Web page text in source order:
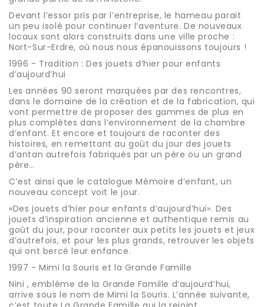
Devant l’essor pris par l’entreprise, le hameau parait
un peu isolé pour continuer l’aventure. De nouveaux
locaux sont alors construits dans une ville proche :
Nort-Sur-Erdre, où nous nous épanouissons toujours !
1996 - Tradition : Des jouets d’hier pour enfants
d’aujourd’hui
Les années 90 seront marquées par des rencontres,
dans le domaine de la création et de la fabrication, qui
vont permettre de proposer des gammes de plus en
plus complètes dans l’environnement de la chambre
d’enfant. Et encore et toujours de raconter des
histoires, en remettant au goût du jour des jouets
d’antan autrefois fabriqués par un père ou un grand
père…
C’est ainsi que le catalogue Mémoire d’enfant, un
nouveau concept voit le jour.
«Des jouets d’hier pour enfants d’aujourd’hui». Des
jouets d’inspiration ancienne et authentique remis au
goût du jour, pour raconter aux petits les jouets et jeux
d’autrefois, et pour les plus grands, retrouver les objets
qui ont bercé leur enfance.
1997 - Mimi la Souris et la Grande Famille
Nini , emblème de la Grande Famille d’aujourd’hui,
arrive sous le nom de Mimi la Souris. L’année suivante,